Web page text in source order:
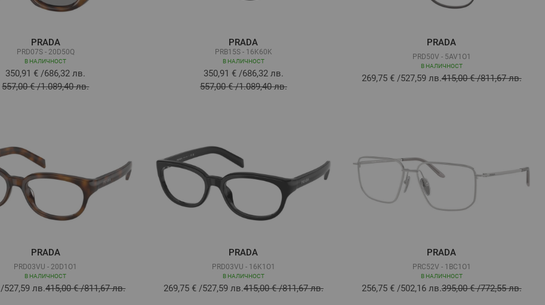
PRADA
PRD07S - 20D50Q
В НАЛИЧНОСТ
350,91 € /686,32 лв.
557,00 €/1.089,40 лв.
PRADA
PRB15S - 16K60K
В НАЛИЧНОСТ
350,91 €/686,32 лв.
557,00 €/1.089,40 лв.
PRADA
PRD50V - 5AV1O1
В НАЛИЧНОСТ
269,75 €/527,59 лв.415,00 €/811,67 лв.
PRADA
PRD03VU - 20D1O1
В НАЛИЧНОСТ
/527,59 лв.415,00 €/811,67 лв.
PRADA
PRD03VU - 16K1O1
В НАЛИЧНОСТ
269,75 €/527,59 лв.415,00 €/811,67 лв.
PRADA
PRC52V - 1BC1O1
В НАЛИЧНОСТ
256,75 €/502,16 лв.395,00 €/772,55 лв.